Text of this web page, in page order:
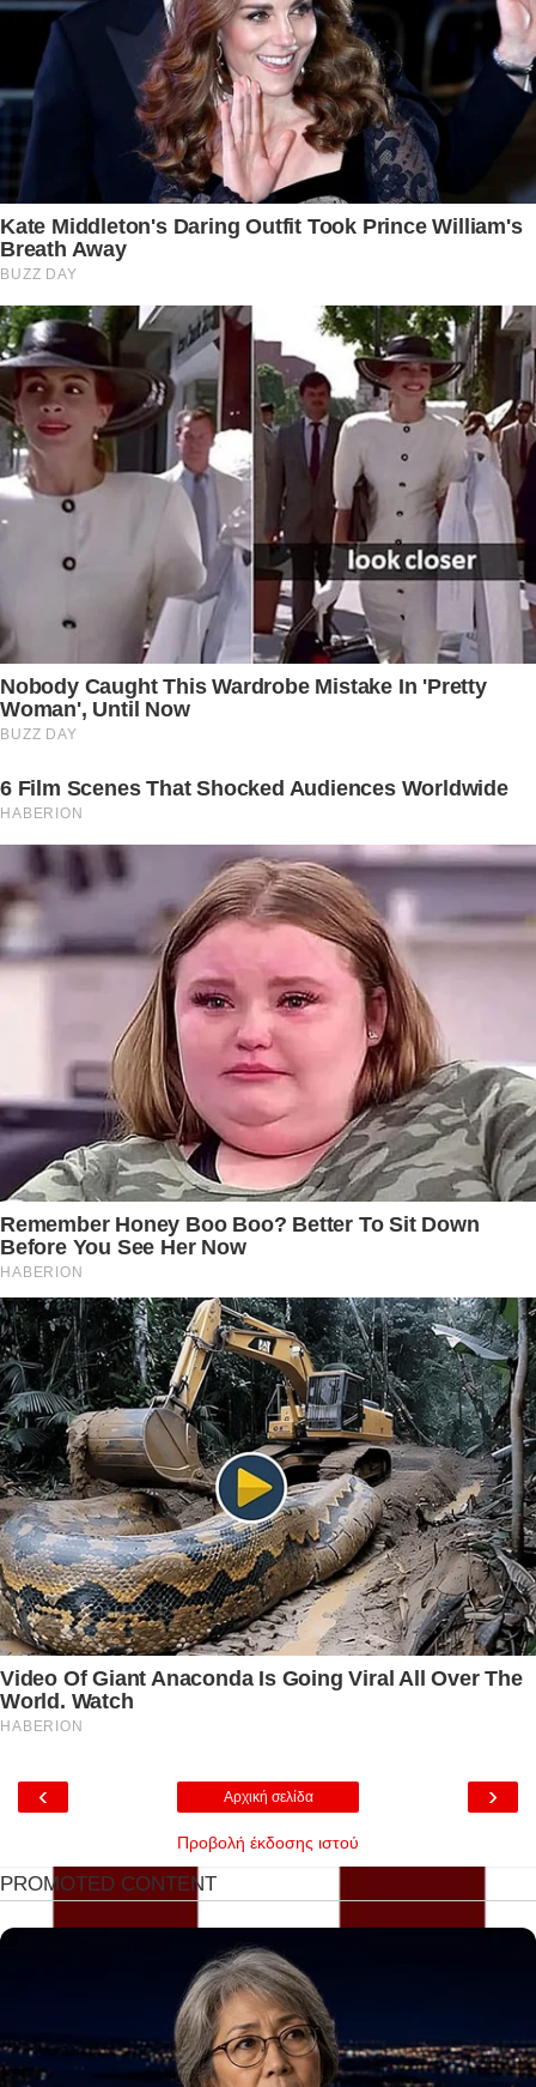
‹ ›
Αρχική σελίδα
Προβολή έκδοσης ιστού